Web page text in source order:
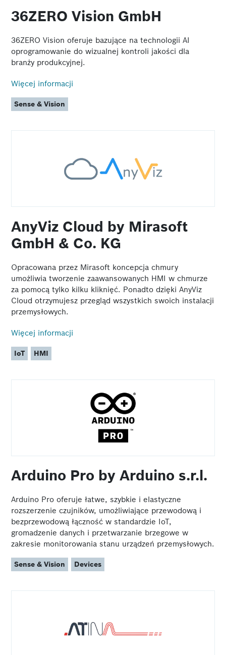
Security
Sense & Vision
Software Services & Consulting
Technology
36ZERO Vision GmbH
36ZERO Vision oferuje bazujące na technologii AI
oprogramowanie do wizualnej kontroli jakości dla
branży produkcyjnej.
Więcej informacji
Sense & Vision
AnyViz Cloud by Mirasoft
GmbH & Co. KG
Opracowana przez Mirasoft koncepcja chmury
umożliwia tworzenie zaawansowanych HMI w chmurze
za pomocą tylko kilku kliknięć. Ponadto dzięki AnyViz
Cloud otrzymujesz przegląd wszystkich swoich instalacji
przemysłowych.
Więcej informacji
IoT HMI
Arduino Pro by Arduino s.r.l.
Arduino Pro oferuje łatwe, szybkie i elastyczne
rozszerzenie czujników, umożliwiające przewodową i
bezprzewodową łączność w standardzie IoT,
gromadzenie danych i przetwarzanie brzegowe w
zakresie monitorowania stanu urządzeń przemysłowych.
Sense & Vision Devices